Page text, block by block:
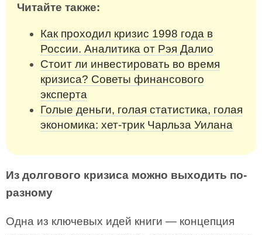
Читайте также:
Как проходил кризис 1998 года в
России. Аналитика от Рэя Далио
Стоит ли инвестировать во время
кризиса? Советы финансового
эксперта
Голые деньги, голая статистика, голая
экономика: хет-трик Чарльза Уилана
Из долгового кризиса можно выходить по-
разному
Одна из ключевых идей книги — концепция